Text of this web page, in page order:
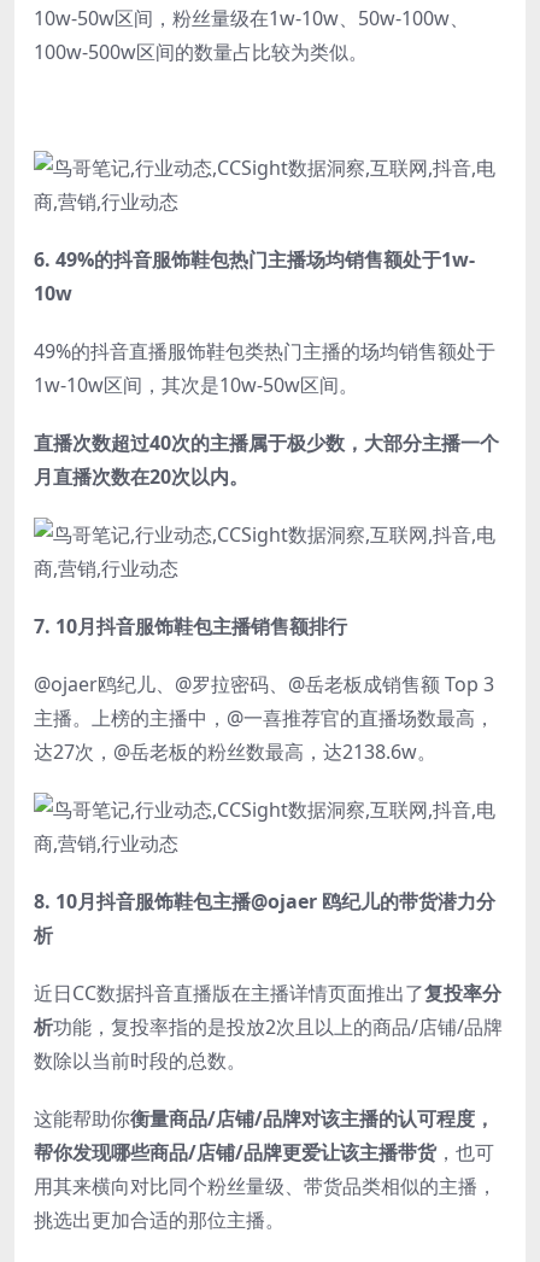
10w-50w区间，粉丝量级在1w-10w、50w-100w、
100w-500w区间的数量占比较为类似。
6. 49%的抖音服饰鞋包热门主播场均销售额处于1w-
10w
49%的抖音直播服饰鞋包类热门主播的场均销售额处于
1w-10w区间，其次是10w-50w区间。
直播次数超过40次的主播属于极少数，大部分主播一个
月直播次数在20次以内。
7. 10月抖音服饰鞋包主播销售额排行
@ojaer鸥纪儿、@罗拉密码、@岳老板成销售额 Top 3
主播。上榜的主播中，@一喜推荐官的直播场数最高，
达27次，@岳老板的粉丝数最高，达2138.6w。
8. 10月抖音服饰鞋包主播@ojaer 鸥纪儿的带货潜力分
析
近日CC数据抖音直播版在主播详情页面推出了复投率分
析功能，复投率指的是投放2次且以上的商品/店铺/品牌
数除以当前时段的总数。
这能帮助你衡量商品/店铺/品牌对该主播的认可程度，
帮你发现哪些商品/店铺/品牌更爱让该主播带货，也可
用其来横向对比同个粉丝量级、带货品类相似的主播，
挑选出更加合适的那位主播。